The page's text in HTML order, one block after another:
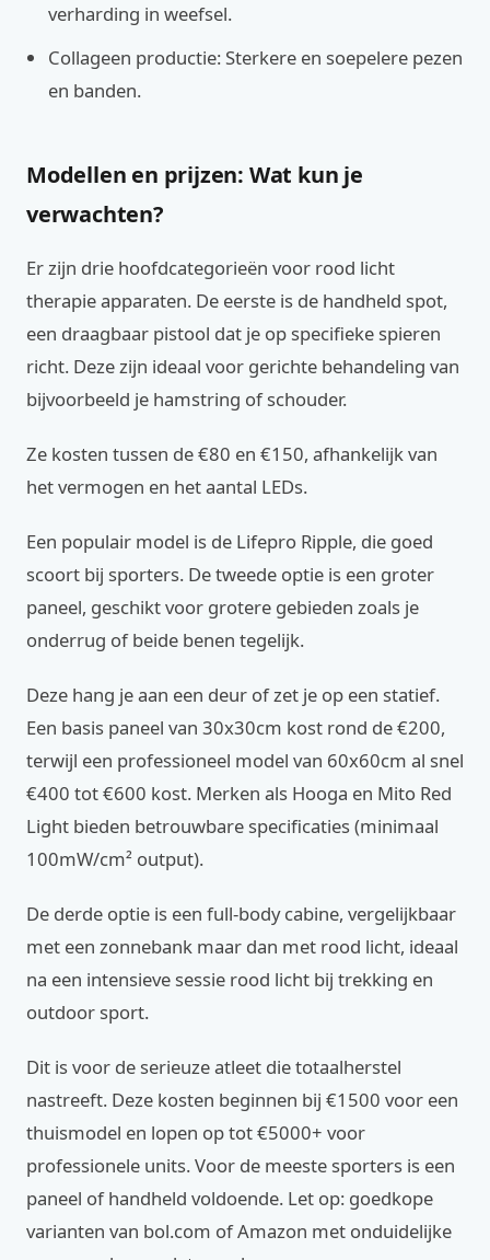
verharding in weefsel.
Collageen productie: Sterkere en soepelere pezen
en banden.
Modellen en prijzen: Wat kun je
verwachten?
Er zijn drie hoofdcategorieën voor rood licht
therapie apparaten. De eerste is de handheld spot,
een draagbaar pistool dat je op specifieke spieren
richt. Deze zijn ideaal voor gerichte behandeling van
bijvoorbeeld je hamstring of schouder.
Ze kosten tussen de €80 en €150, afhankelijk van
het vermogen en het aantal LEDs.
Een populair model is de Lifepro Ripple, die goed
scoort bij sporters. De tweede optie is een groter
paneel, geschikt voor grotere gebieden zoals je
onderrug of beide benen tegelijk.
Deze hang je aan een deur of zet je op een statief.
Een basis paneel van 30x30cm kost rond de €200,
terwijl een professioneel model van 60x60cm al snel
€400 tot €600 kost. Merken als Hooga en Mito Red
Light bieden betrouwbare specificaties (minimaal
100mW/cm² output).
De derde optie is een full-body cabine, vergelijkbaar
met een zonnebank maar dan met rood licht, ideaal
na een intensieve sessie rood licht bij trekking en
outdoor sport.
Dit is voor de serieuze atleet die totaalherstel
nastreeft. Deze kosten beginnen bij €1500 voor een
thuismodel en lopen op tot €5000+ voor
professionele units. Voor de meeste sporters is een
paneel of handheld voldoende. Let op: goedkope
varianten van bol.com of Amazon met onduidelijke